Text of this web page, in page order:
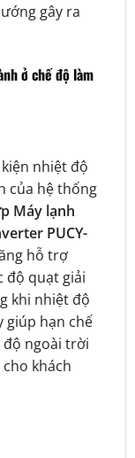
gây ra
ở chế độ làm
nhiệt độ
của hệ thống
Máy lạnh
PUCY-
hỗ trợ
độ quạt giải
khi nhiệt độ
giúp hạn chế
độ ngoài trời
khách